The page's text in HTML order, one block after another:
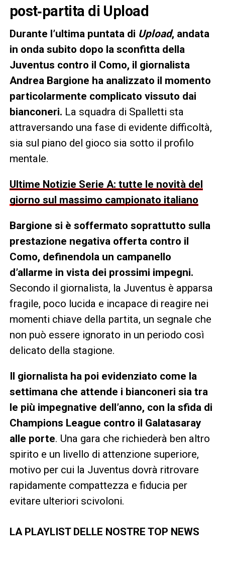
post‑partita di Upload
Durante l’ultima puntata di Upload, andata
in onda subito dopo la sconfitta della
Juventus contro il Como, il giornalista
Andrea Bargione ha analizzato il momento
particolarmente complicato vissuto dai
bianconeri. La squadra di Spalletti sta
attraversando una fase di evidente difficoltà,
sia sul piano del gioco sia sotto il profilo
mentale.
Ultime Notizie Serie A: tutte le novità del
giorno sul massimo campionato italiano
Bargione si è soffermato soprattutto sulla
prestazione negativa offerta contro il
Como, definendola un campanello
d’allarme in vista dei prossimi impegni.
Secondo il giornalista, la Juventus è apparsa
fragile, poco lucida e incapace di reagire nei
momenti chiave della partita, un segnale che
non può essere ignorato in un periodo così
delicato della stagione.
Il giornalista ha poi evidenziato come la
settimana che attende i bianconeri sia tra
le più impegnative dell’anno, con la sfida di
Champions League contro il Galatasaray
alle porte. Una gara che richiederà ben altro
spirito e un livello di attenzione superiore,
motivo per cui la Juventus dovrà ritrovare
rapidamente compattezza e fiducia per
evitare ulteriori scivoloni.
LA PLAYLIST DELLE NOSTRE TOP NEWS